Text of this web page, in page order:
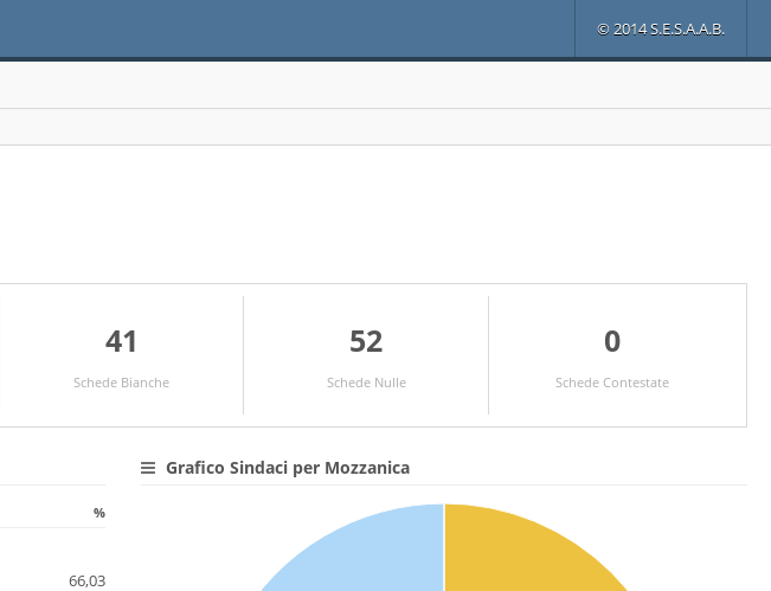
© 2014 S.E.S.A.A.B.
41
Schede Bianche
52
Schede Nulle
0
Schede Contestate
%
66,03
Grafico Sindaci per Mozzanica